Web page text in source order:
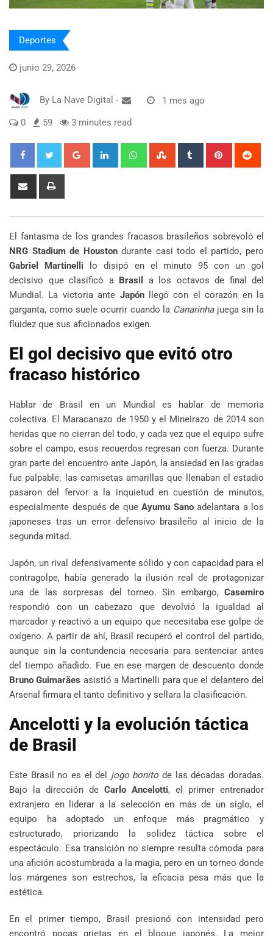
Deportes
junio 29, 2026
By La Nave Digital - 1 mes ago
0 59 3 minutes read
Google+ LinkedIn WhatsappStumbleUpon
Tumblr Pinterest
Share
El fantasma de los grandes fracasos brasileños sobrevoló el
NRG Stadium de Houstondurante casi todo el partido, pero
Gabriel Martinelli lo disipó en el minuto 95 con un gol
decisivo que clasificó a Brasil
a los octavos de final del
Mundial. La victoria ante Japónllegó con el corazón en la
garganta, como suele ocurrir cuando la Canarinhajuega sin la
fluidez que sus aficionados exigen.
El gol decisivo que evitó otro
fracaso histórico
Hablar de Brasil en un Mundial es hablar de memoria
colectiva. El Maracanazo de 1950 y el Mineirazo de 2014 son
heridas que no cierran del todo, y cada vez que el equipo sufre
sobre el campo, esos recuerdos regresan con fuerza. Durante
gran parte del encuentro ante Japón, la ansiedad en las gradas
fue palpable: las camisetas amarillas que llenaban el estadio
pasaron del fervor a la inquietud en cuestión de minutos,
especialmente después de que Ayumu Sanoadelantara a los
japoneses tras un error defensivo brasileño al inicio de la
segunda mitad.
Japón, un rival defensivamente sólido y con capacidad para el
contragolpe, había generado la ilusión real de protagonizar
una de las sorpresas del torneo. Sin embargo, Casemiro
respondió con un cabezazo que devolvió la igualdad al
marcador y reactivó a un equipo que necesitaba ese golpe de
oxígeno. A partir de ahí, Brasil recuperó el control del partido,
aunque sin la contundencia necesaria para sentenciar antes
del tiempo añadido. Fue en ese margen de descuento donde
Bruno Guimarães asistió a Martinelli para que el delantero del
Arsenal firmara el tanto definitivo y sellara la clasificación.
Ancelotti y la evolución táctica
de Brasil
Este Brasil no es el del jogo bonito de las décadas doradas.
Bajo la dirección de Carlo Ancelotti, el primer entrenador
extranjero en liderar a la selección en más de un siglo, el
equipo ha adoptado un enfoque más pragmático y
estructurado, priorizando la solidez táctica sobre el
espectáculo. Esa transición no siempre resulta cómoda para
una afición acostumbrada a la magia, pero en un torneo donde
los márgenes son estrechos, la eficacia pesa más que la
estética.
En el primer tiempo, Brasil presionó con intensidad pero
encontró pocas grietas en el bloque japonés. La mejor